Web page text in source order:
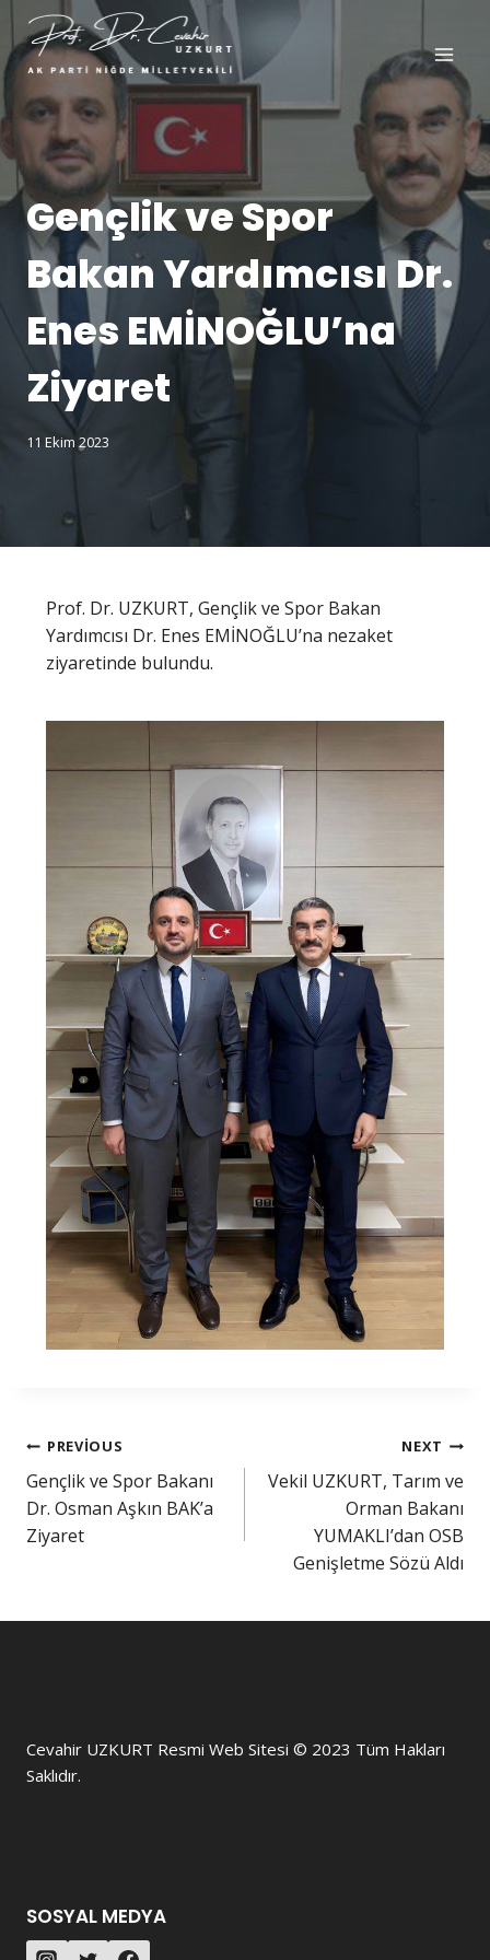
Gençlik ve Spor
Bakan Yardımcısı Dr.
Enes EMİNOĞLU’na
Ziyaret
11 Ekim 2023
Prof. Dr. UZKURT, Gençlik ve Spor Bakan
Yardımcısı Dr. Enes EMİNOĞLU’na nezaket
ziyaretinde bulundu.
PREVIOUS
Gençlik ve Spor Bakanı
Dr. Osman Aşkın BAK’a
Ziyaret
NEXT
Vekil UZKURT, Tarım ve
Orman Bakanı
YUMAKLI’dan OSB
Genişletme Sözü Aldı
Cevahir UZKURT Resmi Web Sitesi © 2023 Tüm Hakları
Saklıdır.
SOSYAL MEDYA